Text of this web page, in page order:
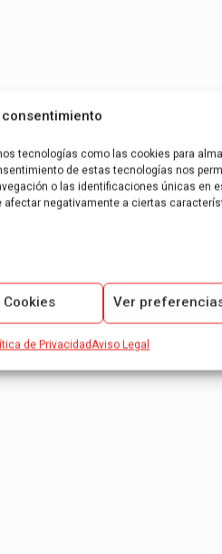
tecnologías como las cookies para
de estas tecnologías nos
o las identificaciones únicas en
afectar negativamente a ciertas
Cookies Ver
de PrivacidadAviso Legal